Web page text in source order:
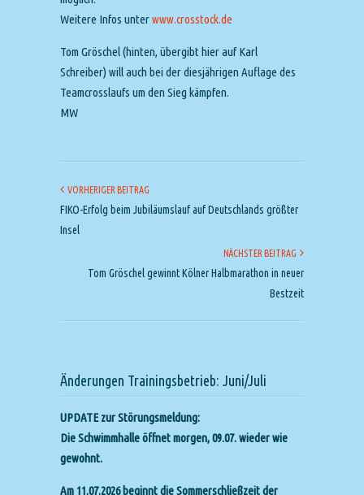
Weitere Infos unterwww.crosstock.de
Tom Gröschel (hinten, übergibt hier auf Karl
Schreiber) will auch bei der diesjährigen Auflage des
Teamcrosslaufs um den Sieg kämpfen.
MW
VORHERIGER BEITRAG
FIKO-Erfolg beim Jubiläumslauf auf Deutschlands größter
Insel
NÄCHSTER BEITRAG
Tom Gröschel gewinnt Kölner Halbmarathon in neuer
Bestzeit
Änderungen Trainingsbetrieb: Juni/Juli
UPDATE zur Störungsmeldung:
Die Schwimmhalle öffnet morgen, 09.07. wieder wie
gewohnt.
Am 11.07.2026 beginnt die Sommerschließzeit der